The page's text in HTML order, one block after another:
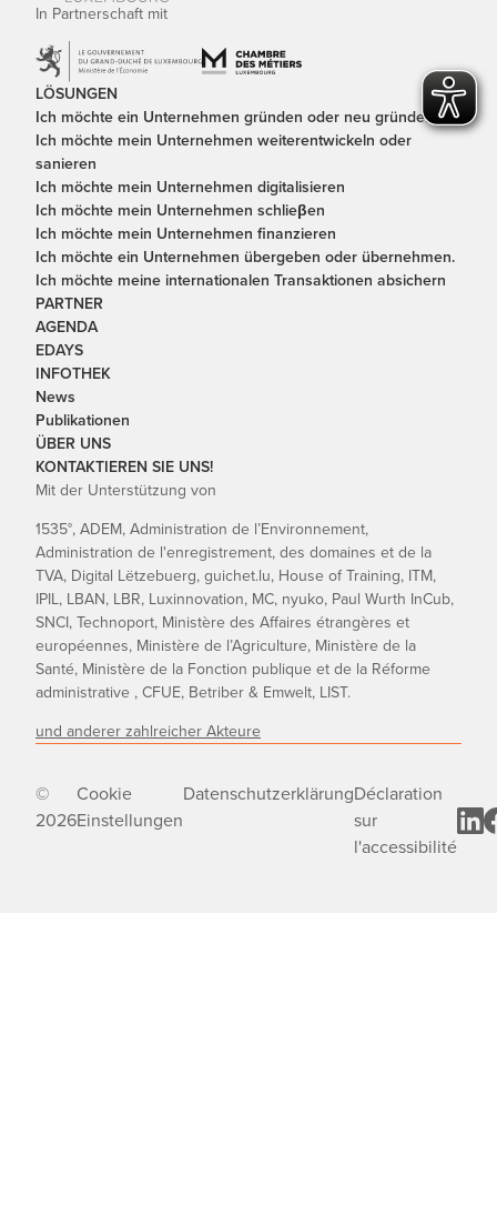
In Partnerschaft mit
LÖSUNGEN
Ich möchte ein Unternehmen gründen oder neu gründen
Ich möchte mein Unternehmen weiterentwickeln oder
sanieren
Ich möchte mein Unternehmen digitalisieren
Ich möchte mein Unternehmen schlieβen
Ich möchte mein Unternehmen finanzieren
Ich möchte ein Unternehmen übergeben oder übernehmen.
Ich möchte meine internationalen Transaktionen absichern
PARTNER
AGENDA
EDAYS
INFOTHEK
News
Publikationen
ÜBER UNS
KONTAKTIEREN SIE UNS!
Mit der Unterstützung von
1535°, ADEM, Administration de l’Environnement,
Administration de l'enregistrement, des domaines et de la
TVA, Digital Lëtzebuerg, guichet.lu, House of Training, ITM,
IPIL, LBAN, LBR, Luxinnovation, MC, nyuko, Paul Wurth InCub,
SNCI, Technoport, Ministère des Affaires étrangères et
européennes, Ministère de l’Agriculture, Ministère de la
Santé, Ministère de la Fonction publique et de la Réforme
administrative , CFUE, Betriber & Emwelt, LIST.
und anderer zahlreicher Akteure
©
2026
Cookie
Einstellungen
DatenschutzerklärungDéclaration
sur
l'accessibilité